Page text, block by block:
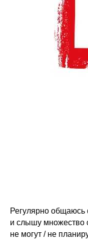
Регулярно
и слышу множество
не могут / не